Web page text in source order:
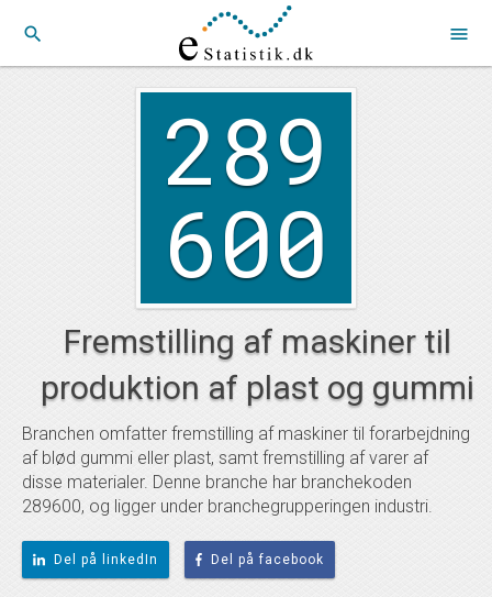
search menu
289
600
Fremstilling af maskiner til
produktion af plast og gummi
Branchen omfatter fremstilling af maskiner til forarbejdning
af blød gummi eller plast, samt fremstilling af varer af
disse materialer. Denne branche har branchekoden
289600, og ligger under branchegrupperingen industri.
Del på linkedIn Del på facebook